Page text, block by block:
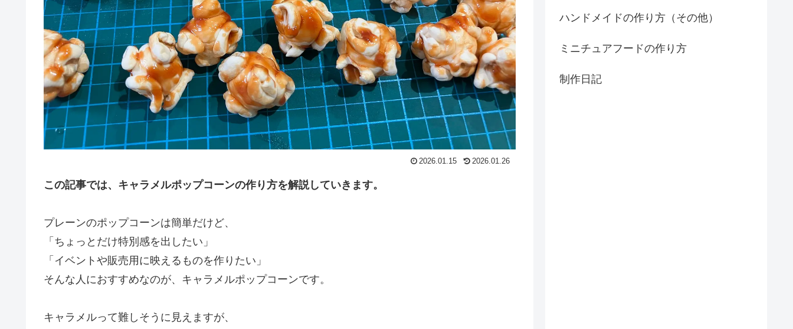
2026.01.15 2026.01.26
この記事では、キャラメルポップコーンの作り方を解説していきます。
プレーンのポップコーンは簡単だけど、
「ちょっとだけ特別感を出したい」
「イベントや販売用に映えるものを作りたい」
そんな人におすすめなのが、キャラメルポップコーンです。
キャラメルって難しそうに見えますが、
ハンドメイドの作り方（その他）
ミニチュアフードの作り方
制作日記